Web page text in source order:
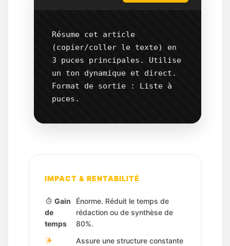
Résume cet article
(copier/coller le texte) en
3 puces principales. Utilise
un ton dynamique et direct.
Format de sortie : Liste à
puces.
IMPACT & RENTABILITÉ
Gain
de
temps
Énorme. Réduit le temps de
rédaction ou de synthèse de
80%.
Assure une structure constante